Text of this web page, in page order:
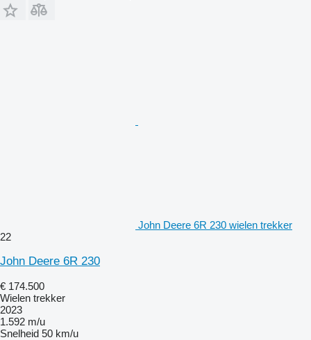
John Deere 6R 230 wielen trekker
22
John Deere 6R 230
€ 174.500
Wielen trekker
2023
1.592 m/u
Snelheid 50 km/u